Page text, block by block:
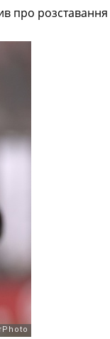
про